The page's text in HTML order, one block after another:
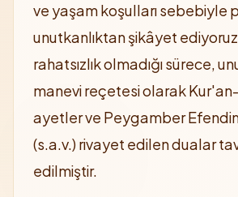
ve yaşam koşulları sebebiyle
unutkanlıktan şikâyet
rahatsızlık olmadığı sürece,
manevi reçetesi olarak
ayetler ve Peygamber
(s.a.v.) rivayet edilen dualar
edilmiştir.